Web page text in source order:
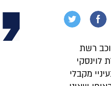
רשת
לוינסקי
מקבלי